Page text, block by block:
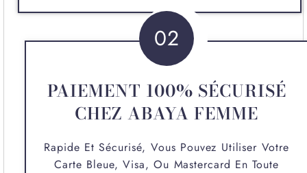
02
PAIEMENT 100% SÉCURISÉ
CHEZ ABAYA FEMME
Rapide Et Sécurisé, Vous Pouvez Utiliser Votre
Carte Bleue, Visa, Ou Mastercard En Toute